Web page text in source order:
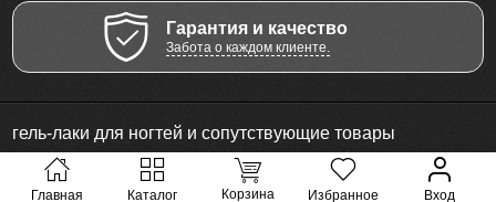
Главная Каталог Корзина Избранное Вход
Гарантия и качество
Забота о каждом клиенте.
гель-лаки для ногтей и сопутствующие товары
© 2011 - 2026 Все права защищены